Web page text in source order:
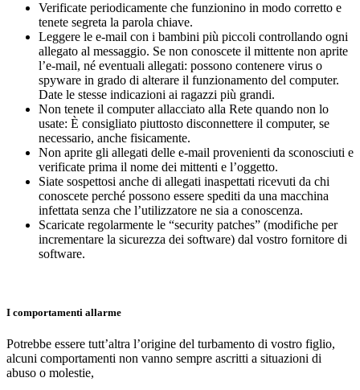
Verificate periodicamente che funzionino in modo corretto e
tenete segreta la parola chiave.
Leggere le e-mail con i bambini più piccoli controllando ogni
allegato al messaggio. Se non conoscete il mittente non aprite
l’e-mail, né eventuali allegati: possono contenere virus o
spyware in grado di alterare il funzionamento del computer.
Date le stesse indicazioni ai ragazzi più grandi.
Non tenete il computer allacciato alla Rete quando non lo
usate: È consigliato piuttosto disconnettere il computer, se
necessario, anche fisicamente.
Non aprite gli allegati delle e-mail provenienti da sconosciuti e
verificate prima il nome dei mittenti e l’oggetto.
Siate sospettosi anche di allegati inaspettati ricevuti da chi
conoscete perché possono essere spediti da una macchina
infettata senza che l’utilizzatore ne sia a conoscenza.
Scaricate regolarmente le “security patches” (modifiche per
incrementare la sicurezza dei software) dal vostro fornitore di
software.
I comportamenti allarme
Potrebbe essere tutt’altra l’origine del turbamento di vostro figlio,
alcuni comportamenti non vanno sempre ascritti a situazioni di
abuso o molestie,